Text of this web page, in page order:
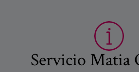
Servicio Matia